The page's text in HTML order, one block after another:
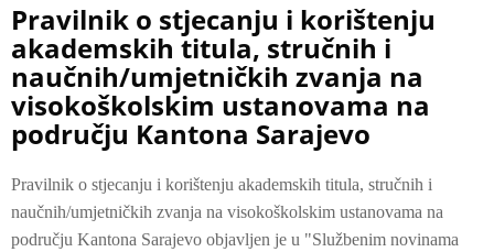
Pravilnik o stjecanju i korištenju
akademskih titula, stručnih i
naučnih/umjetničkih zvanja na
visokoškolskim ustanovama na
području Kantona Sarajevo
Pravilnik o stjecanju i korištenju akademskih titula, stručnih i
naučnih/umjetničkih zvanja na visokoškolskim ustanovama na
području Kantona Sarajevo objavljen je u "Službenim novinama